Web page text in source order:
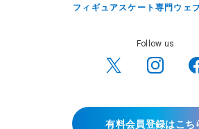
フィギュアスケート専門ウェ
Follow us
有料会員登録はこち